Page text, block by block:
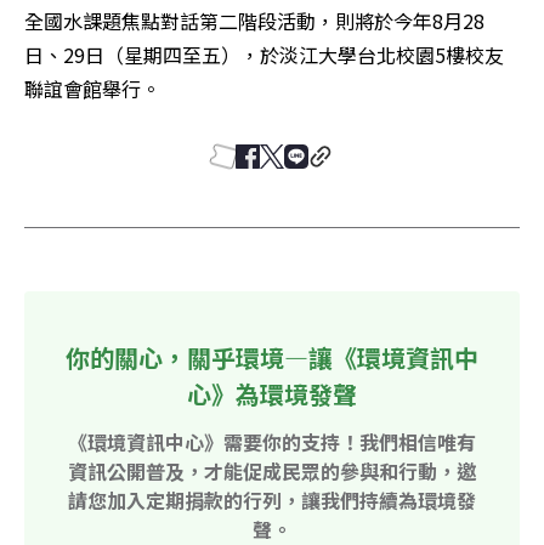
全國水課題焦點對話第二階段活動，則將於今年8月28
日、29日（星期四至五），於淡江大學台北校園5樓校友
聯誼會館舉行。
你的關心，關乎環境—讓《環境資訊中
心》為環境發聲
《環境資訊中心》需要你的支持！我們相信唯有
資訊公開普及，才能促成民眾的參與和行動，邀
請您加入定期捐款的行列，讓我們持續為環境發
聲。